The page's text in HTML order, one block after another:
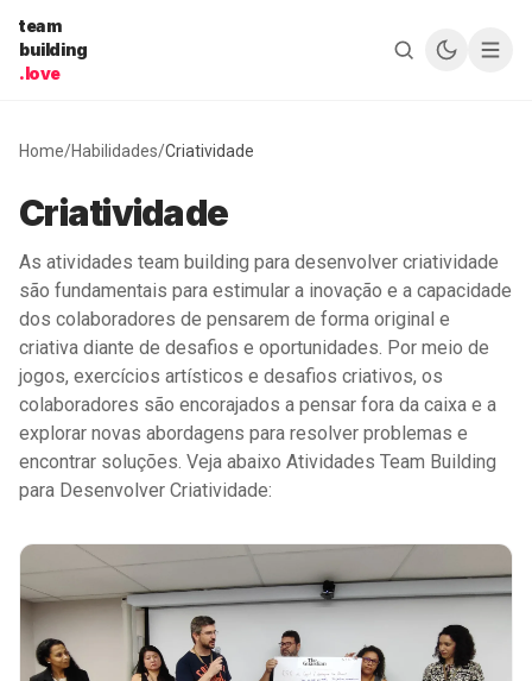
team
building
.love
Home/Habilidades/Criatividade
Criatividade
As atividades team building para desenvolver criatividade
são fundamentais para estimular a inovação e a capacidade
dos colaboradores de pensarem de forma original e
criativa diante de desafios e oportunidades. Por meio de
jogos, exercícios artísticos e desafios criativos, os
colaboradores são encorajados a pensar fora da caixa e a
explorar novas abordagens para resolver problemas e
encontrar soluções. Veja abaixo Atividades Team Building
para Desenvolver Criatividade: